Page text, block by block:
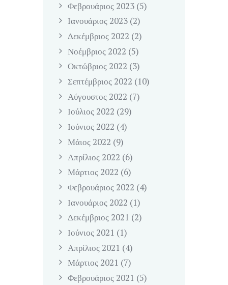
Φεβρουάριος 2023 (5)
Ιανουάριος 2023 (2)
Δεκέμβριος 2022 (2)
Νοέμβριος 2022 (5)
Οκτώβριος 2022 (3)
Σεπτέμβριος 2022 (10)
Αύγουστος 2022 (7)
Ιούλιος 2022 (29)
Ιούνιος 2022 (4)
Μάιος 2022 (9)
Απρίλιος 2022 (6)
Μάρτιος 2022 (6)
Φεβρουάριος 2022 (4)
Ιανουάριος 2022 (1)
Δεκέμβριος 2021 (2)
Ιούνιος 2021 (1)
Απρίλιος 2021 (4)
Μάρτιος 2021 (7)
Φεβρουάριος 2021 (5)